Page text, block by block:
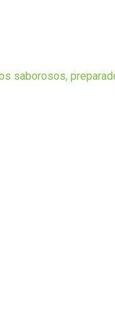
saborosos,